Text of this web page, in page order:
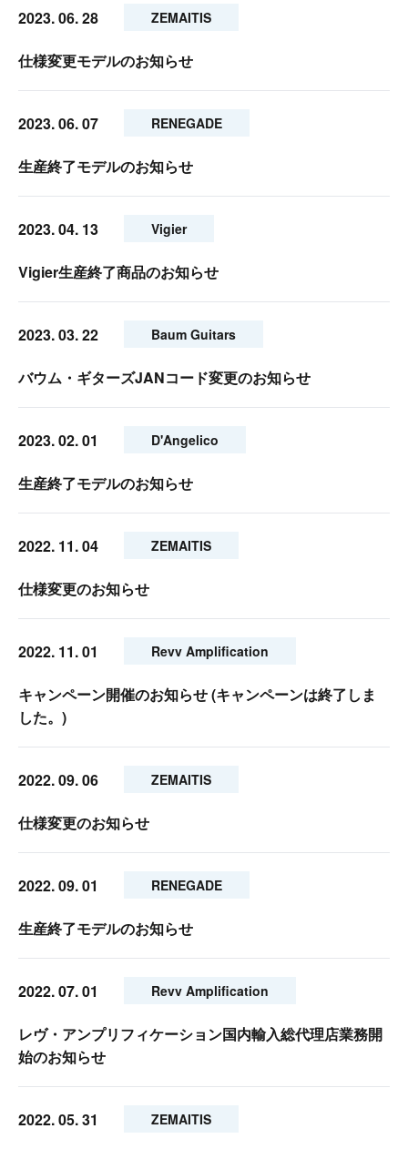
2023. 06. 28 ZEMAITIS
仕様変更モデルのお知らせ
2023. 06. 07 RENEGADE
生産終了モデルのお知らせ
2023. 04. 13 Vigier
Vigier生産終了商品のお知らせ
2023. 03. 22 Baum Guitars
バウム・ギターズJANコード変更のお知らせ
2023. 02. 01 D'Angelico
生産終了モデルのお知らせ
2022. 11. 04 ZEMAITIS
仕様変更のお知らせ
2022. 11. 01 Revv Amplification
キャンペーン開催のお知らせ (キャンペーンは終了しま
した。)
2022. 09. 06 ZEMAITIS
仕様変更のお知らせ
2022. 09. 01 RENEGADE
生産終了モデルのお知らせ
2022. 07. 01 Revv Amplification
レヴ・アンプリフィケーション国内輸入総代理店業務開
始のお知らせ
2022. 05. 31 ZEMAITIS